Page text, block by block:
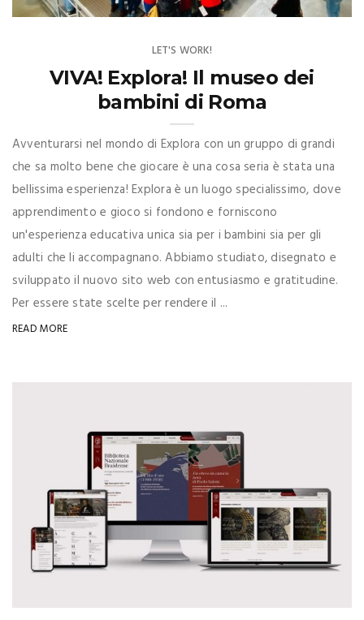
LET'S WORK!
VIVA! Explora! Il museo dei
bambini di Roma
Avventurarsi nel mondo di Explora con un gruppo di grandi
che sa molto bene che giocare è una cosa seria è stata una
bellissima esperienza! Explora è un luogo specialissimo, dove
apprendimento e gioco si fondono e forniscono
un'esperienza educativa unica sia per i bambini sia per gli
adulti che li accompagnano. Abbiamo studiato, disegnato e
sviluppato il nuovo sito web con entusiasmo e gratitudine.
Per essere state scelte per rendere il ...
READ MORE